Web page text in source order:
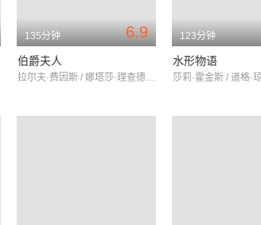
6.9
135分钟
伯爵夫人
拉尔夫·费因斯 / 娜塔莎·理查德森 / 真田广之
123分钟
水形物语